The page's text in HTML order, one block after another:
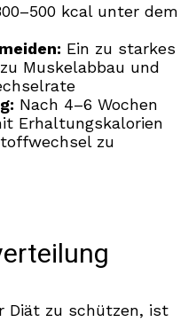
kcal unter dem
Ein zu starkes
Muskelabbau und
Nach 4–6 Wochen
Erhaltungskalorien
zu
Diät zu schützen, ist